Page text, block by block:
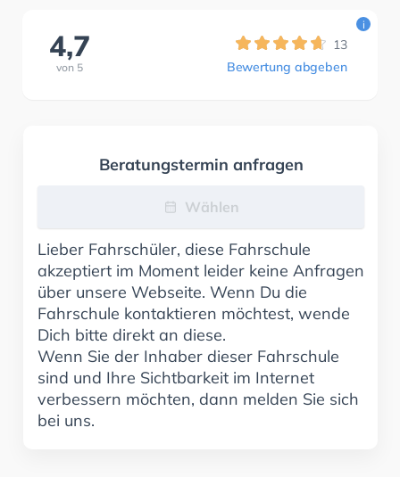
4,7
von 5
13
Bewertung abgeben
i
Beratungstermin anfragen
Wählen
Lieber Fahrschüler, diese Fahrschule
akzeptiert im Moment leider keine Anfragen
über unsere Webseite. Wenn Du die
Fahrschule kontaktieren möchtest, wende
Dich bitte direkt an diese.
Wenn Sie der Inhaber dieser Fahrschule
sind und Ihre Sichtbarkeit im Internet
verbessern möchten, dann melden Sie sich
bei uns.